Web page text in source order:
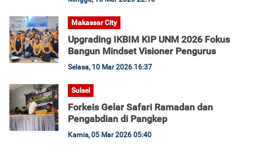
Makassar City
Upgrading IKBIM KIP UNM 2026 Fokus
Bangun Mindset Visioner Pengurus
Selasa, 10 Mar 2026 16:37
Sulsel
Forkeis Gelar Safari Ramadan dan
Pengabdian di Pangkep
Kamis, 05 Mar 2026 05:40